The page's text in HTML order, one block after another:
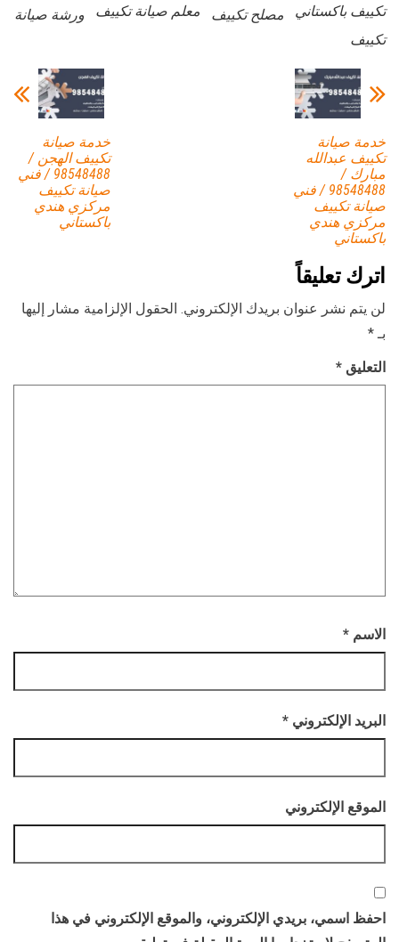
تكييف باكستاني
مصلح تكييف معلم صيانة تكييف
ورشة صيانة
تكييف
خدمة صيانة
تكييف الهجن /
98548488 / فني
صيانة تكييف
مركزي هندي
باكستاني
خدمة صيانة
تكييف عبدالله
مبارك /
98548488 / فني
صيانة تكييف
مركزي هندي
باكستاني
اترك تعليقاً
لن يتم نشر عنوان بريدك الإلكتروني. الحقول الإلزامية مشار إليها
بـ *
التعليق *
الاسم *
البريد الإلكتروني *
الموقع الإلكتروني
احفظ اسمي، بريدي الإلكتروني، والموقع الإلكتروني في هذا